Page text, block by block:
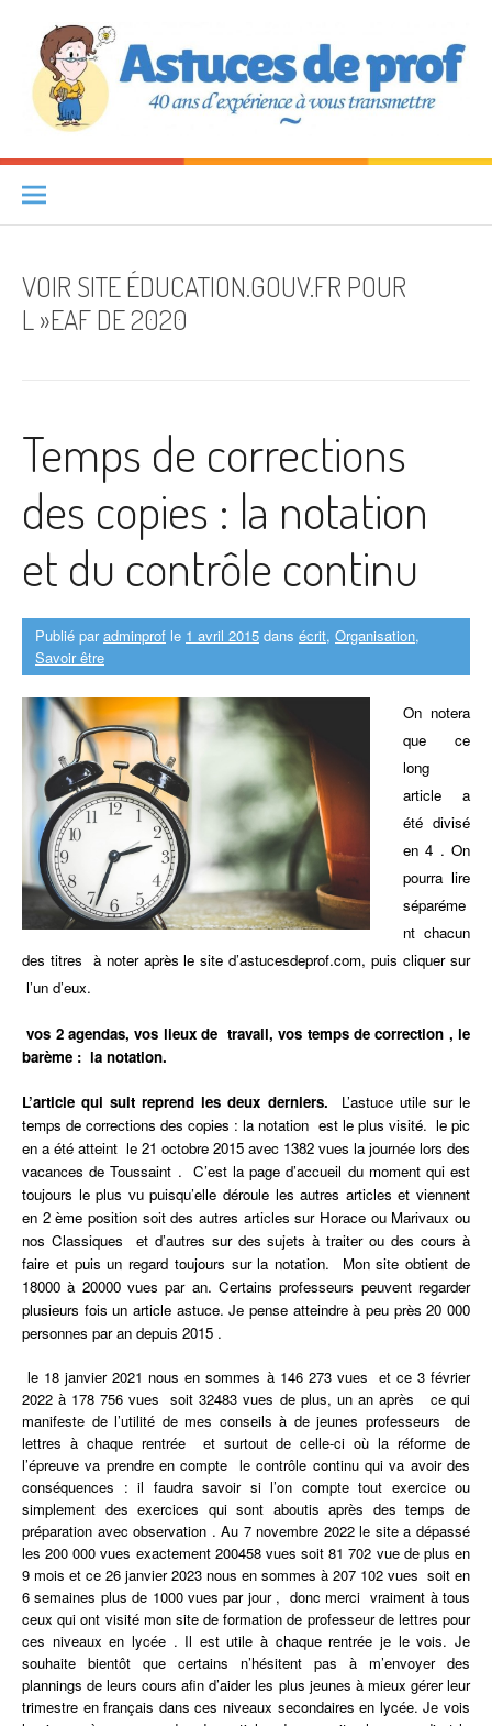
Astuces de prof
VOIR SITE ÉDUCATION.GOUV.FR POUR
L »EAF DE 2020
Temps de corrections
des copies : la notation
et du contrôle continu
Publié paradminprof le 1 avril 2015 dans écrit, Organisation,
Savoir être
On notera
que ce
long
article a
été divisé
en 4 . On
pourra lire
séparéme
nt chacun
des titres à noter après le site d’astucesdeprof.com, puis cliquer sur
l’un d’eux.
vos 2 agendas, vos lieux de travail, vos temps de correction , le
barème : la notation.
L’article qui suit reprend les deux derniers.
L’astuce utile sur le
tempsde corrections des copies : la notation est le plus visité. le pic
en a été atteint le 21 octobre 2015 avec 1382 vues la journée lors des
vacances de Toussaint . C’est la page d’accueil du moment qui est
toujours le plus vu puisqu’elle déroule les autres articles et viennent
en 2 ème position soit des autres articles sur Horace ou Marivaux ou
nos Classiques et d’autres sur des sujets à traiter ou des cours à
faire et puis un regard toujours sur la notation. Mon site obtient de
18000 à 20000 vues par an. Certains professeurs peuvent regarder
plusieurs fois un article astuce. Je pense atteindre à peu près 20 000
personnes par an depuis 2015 .
le 18 janvier 2021 nous en sommes à 146 273 vues et ce 3 février
2022 à 178 756 vues soit 32483 vues de plus, un an après ce qui
manifeste de l’utilité de mes conseils à de jeunes professeurs de
lettres à chaque rentrée et surtout de celle-ci où la réforme de
l’épreuve va prendre en compte le contrôle continu qui va avoir des
conséquences : il faudra savoir si l’on compte tout exercice ou
simplement des exercices qui sont aboutis après des temps de
préparation avec observation . Au 7 novembre 2022 le site a dépassé
les 200 000 vues exactement 200458 vues soit 81 702 vue de plus en
9 mois et ce 26 janvier 2023 nous en sommes à 207 102 vues soit en
6 semaines plus de 1000 vues par jour , donc merci vraiment à tous
ceux qui ont visité mon site de formation de professeur de lettres pour
ces niveaux en lycée . Il est utile à chaque rentrée je le vois. Je
souhaite bientôt que certains n’hésitent pas à m’envoyer des
plannings de leurs cours afin d’aider les plus jeunes à mieux gérer leur
trimestre en français dans ces niveaux secondaires en lycée. Je vois